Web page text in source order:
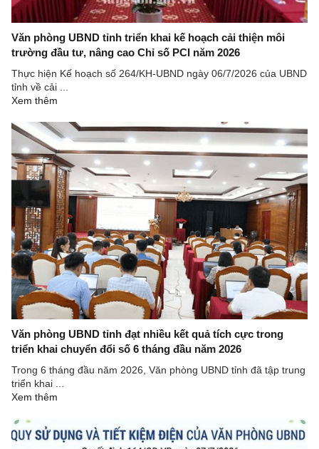
Văn phòng UBND tỉnh triển khai kế hoạch cải thiện môi
trường đầu tư, nâng cao Chỉ số PCI năm 2026
Thực hiện Kế hoạch số 264/KH-UBND ngày 06/7/2026 của UBND
tỉnh về cải ...
Xem thêm
Văn phòng UBND tỉnh đạt nhiều kết quả tích cực trong
triển khai chuyển đổi số 6 tháng đầu năm 2026
Trong 6 tháng đầu năm 2026, Văn phòng UBND tỉnh đã tập trung
triển khai ...
Xem thêm